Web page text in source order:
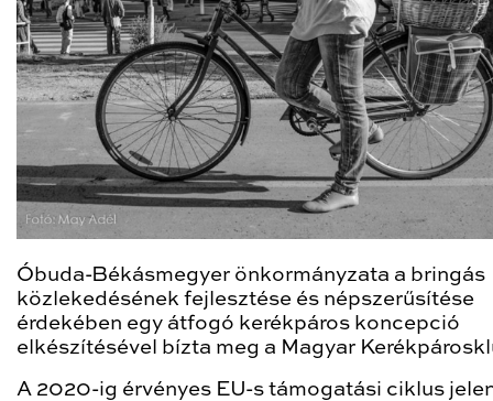
Óbuda-Békásmegyer önkormányzata a bringás
közlekedésének fejlesztése és népszerűsítése
érdekében egy átfogó kerékpáros koncepció
elkészítésével bízta meg a Magyar
A 2020-ig érvényes EU-s támogatási ciklus